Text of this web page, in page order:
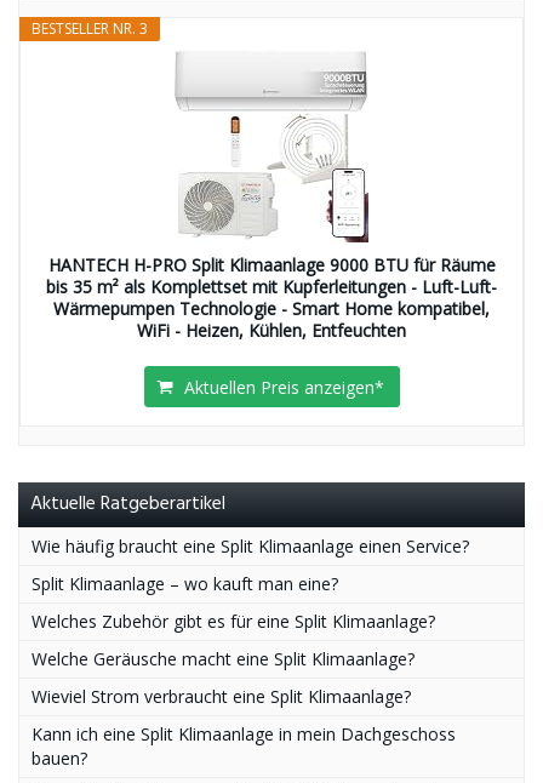
BESTSELLER NR. 3
HANTECH H-PRO Split Klimaanlage 9000 BTU für Räume
bis 35 m² als Komplettset mit Kupferleitungen - Luft-Luft-
Wärmepumpen Technologie - Smart Home kompatibel,
WiFi - Heizen, Kühlen, Entfeuchten
Aktuellen Preis anzeigen*
Aktuelle Ratgeberartikel
Wie häufig braucht eine Split Klimaanlage einen Service?
Split Klimaanlage – wo kauft man eine?
Welches Zubehör gibt es für eine Split Klimaanlage?
Welche Geräusche macht eine Split Klimaanlage?
Wieviel Strom verbraucht eine Split Klimaanlage?
Kann ich eine Split Klimaanlage in mein Dachgeschoss
bauen?